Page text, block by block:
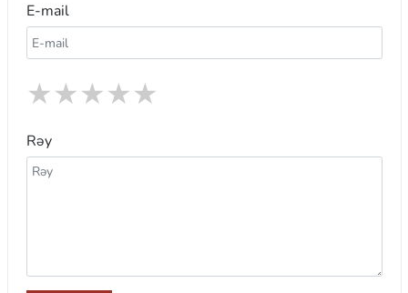
E-mail
★
★
★
★
★
Rəy